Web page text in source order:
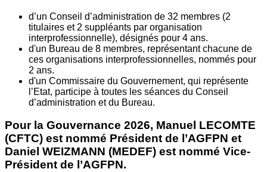
d’un Conseil d’administration de 32 membres (2
titulaires et 2 suppléants par organisation
interprofessionnelle), désignés pour 4 ans.
d'un Bureau de 8 membres, représentant chacune de
ces organisations interprofessionnelles, nommés pour
2 ans.
d'un Commissaire du Gouvernement, qui représente
l’Etat, participe à toutes les séances du Conseil
d’administration et du Bureau.
Pour la Gouvernance 2026, Manuel LECOMTE
(CFTC) est nommé Président de l’AGFPN et
Daniel WEIZMANN (MEDEF) est nommé Vice-
Président de l’AGFPN.